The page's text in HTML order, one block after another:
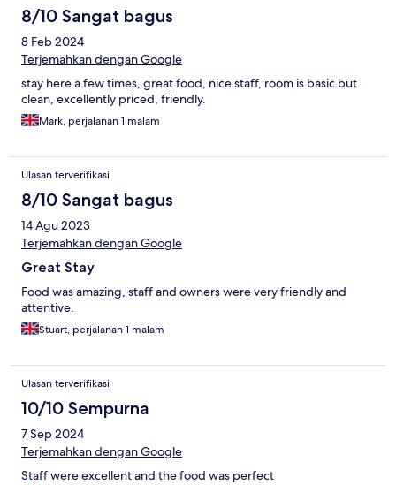
8/10 Sangat bagus
8 Feb 2024
Terjemahkan dengan Google
stay here a few times, great food, nice staff, room is basic but
clean, excellently priced, friendly.
Mark, perjalanan 1 malam
Ulasan terverifikasi
8/10 Sangat bagus
14 Agu 2023
Terjemahkan dengan Google
Great Stay
Food was amazing, staff and owners were very friendly and
attentive.
Stuart, perjalanan 1 malam
Ulasan terverifikasi
10/10 Sempurna
7 Sep 2024
Terjemahkan dengan Google
Staff were excellent and the food was perfect